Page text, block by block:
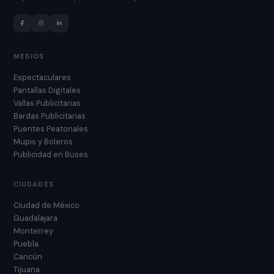
MEDIOS
Espectaculares
Pantallas Digitales
Vallas Publicitarias
Bardas Publicitarias
Puentes Peatonales
Mupis y Boleros
Publicidad en Buses
CIUDADES
Ciudad de México
Guadalajara
Monterrey
Puebla
Cancún
Tijuana